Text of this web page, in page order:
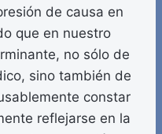
de causa en
que en nuestro
no sólo de
sino también de
constar
reflejarse en la